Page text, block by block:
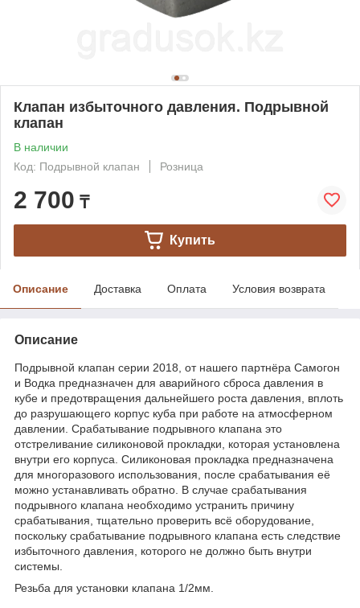
Клапан избыточного давления. Подрывной
клапан
В наличии
Код: Подрывной клапан
Розница
2 700 ₸
Купить
Описание Доставка Оплата Условия возврата
Описание
Подрывной клапан серии 2018, от нашего партнёра Самогон
и Водка предназначен для аварийного сброса давления в
кубе и предотвращения дальнейшего роста давления, вплоть
до разрушающего корпус куба при работе на атмосферном
давлении. Срабатывание подрывного клапана это
отстреливание силиконовой прокладки, которая установлена
внутри его корпуса. Силиконовая прокладка предназначена
для многоразового использования, после срабатывания её
можно устанавливать обратно. В случае срабатывания
подрывного клапана необходимо устранить причину
срабатывания, тщательно проверить всё оборудование,
поскольку срабатывание подрывного клапана есть следствие
избыточного давления, которого не должно быть внутри
системы.
Резьба для установки клапана 1/2мм.